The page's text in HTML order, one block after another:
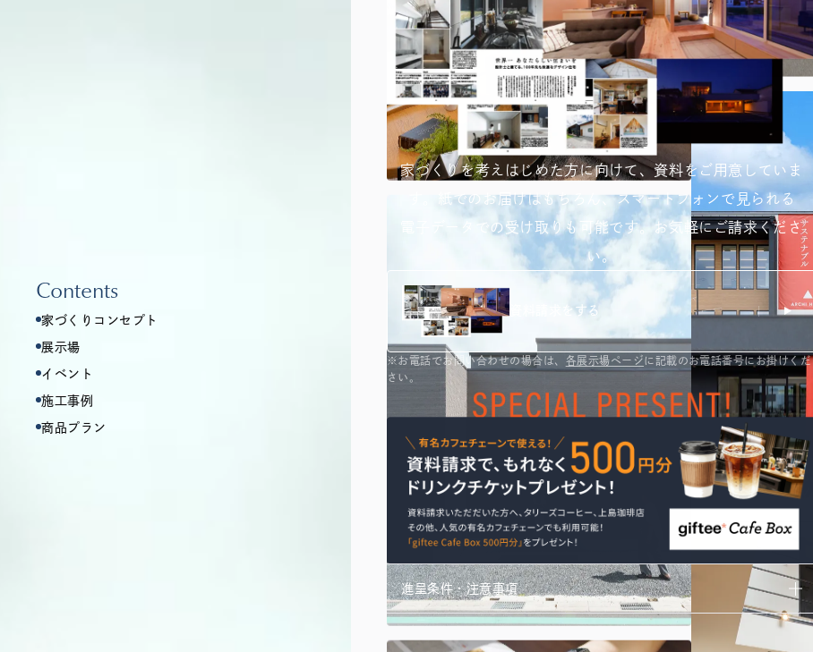
Contents
家づくりコンセプト
展示場
イベント
施工事例
商品プラン
家づくりを考えはじめた方に向けて、資料をご用意していま
す。紙でのお届けはもちろん、スマートフォンで見られる
電子データでの受け取りも可能です。お気軽にご請求くださ
い。
資料請求をする
※お電話でお問い合わせの場合は、 各展示場ページに記載のお電話番号にお掛けくだ
さい。
進呈条件・注意事項